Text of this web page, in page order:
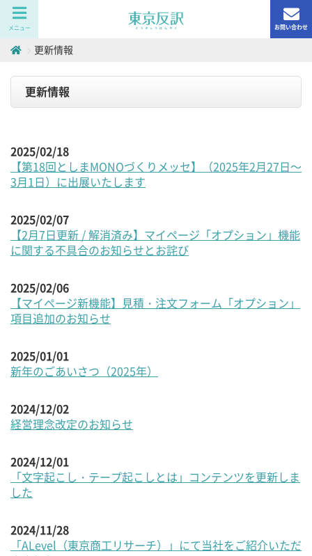
メニュー お問い合わせ
更新情報
更新情報
2025/02/18
【第18回としまMONOづくりメッセ】（2025年2月27日～
3月1日）に出展いたします
2025/02/07
【2月7日更新 / 解消済み】マイページ「オプション」機能
に関する不具合のお知らせとお詫び
2025/02/06
【マイページ新機能】見積・注文フォーム「オプション」
項目追加のお知らせ
2025/01/01
新年のごあいさつ（2025年）
2024/12/02
経営理念改定のお知らせ
2024/12/01
「文字起こし・テープ起こしとは」コンテンツを更新しま
した
2024/11/28
「ALevel（東京商工リサーチ）」にて当社をご紹介いただ